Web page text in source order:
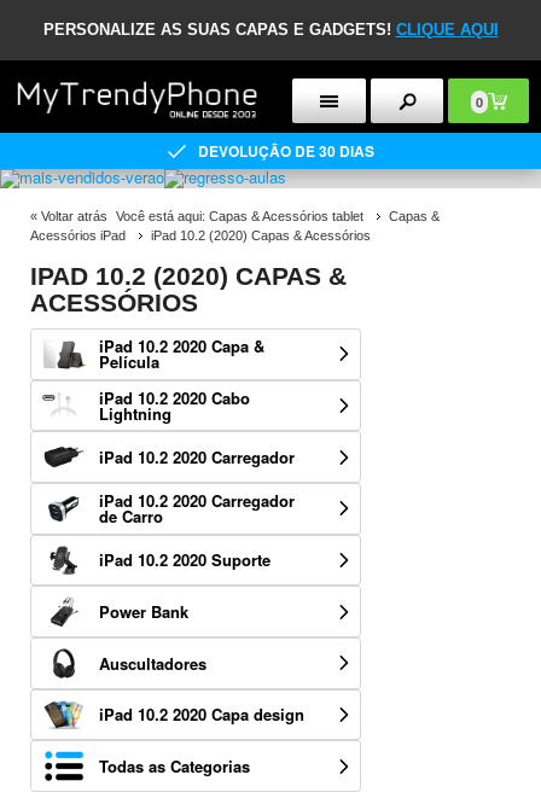
PERSONALIZE AS SUAS CAPAS E GADGETS! CLIQUE AQUI
0
DEVOLUÇÃO DE 30 DIAS
« Voltar atrás Você está aqui: Capas & Acessórios tablet
Capas &
Acessórios iPad
iPad 10.2 (2020) Capas & Acessórios
IPAD 10.2 (2020) CAPAS &
ACESSÓRIOS
iPad 10.2 2020 Capa &
Película
iPad 10.2 2020 Cabo
Lightning
iPad 10.2 2020 Carregador
iPad 10.2 2020 Carregador
de Carro
iPad 10.2 2020 Suporte
Power Bank
Auscultadores
iPad 10.2 2020 Capa design
Todas as Categorias